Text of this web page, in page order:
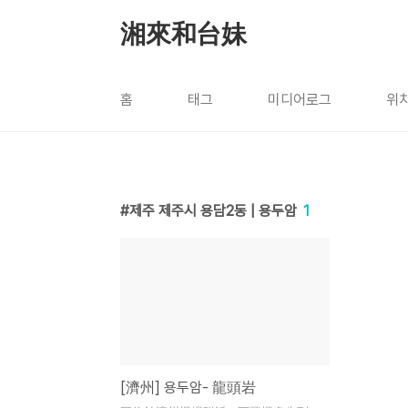
湘來和台妹
홈 태그 미디어로그 위
제주 제주시 용담2동 | 용두암 1
[濟州] 용두암- 龍頭岩